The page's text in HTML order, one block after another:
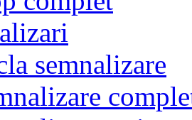
semnalizare